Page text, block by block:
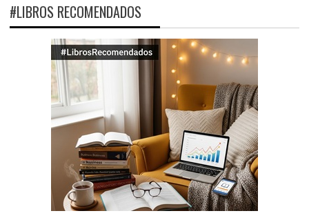
#LIBROS RECOMENDADOS